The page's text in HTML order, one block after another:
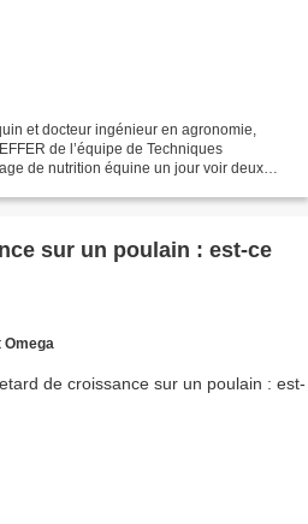
et docteur ingénieur en agronomie,
de l’équipe de Techniques
de nutrition équine un jour voir deux
sur un poulain : est-ce
Omega